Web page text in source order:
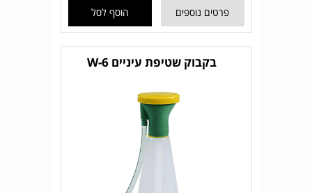
פרטים נוספים הוסף לסל
בקבוק שטיפת עיניים W-6